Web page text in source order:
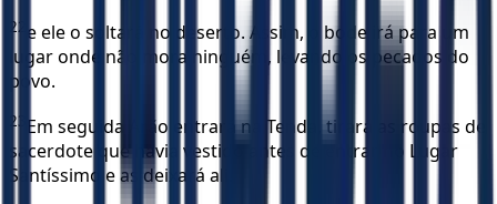
22 e ele o soltará no deserto. Assim, o bode irá para um
lugar onde não mora ninguém, levando os pecados do
povo.
23 Em seguida Arão entrará na Tenda, tirará as roupas de
sacerdote que havia vestido antes de entrar no Lugar
Santíssimo e as deixará ali.